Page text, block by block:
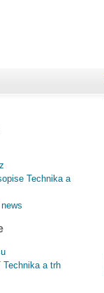
Technika a
Technika a trh